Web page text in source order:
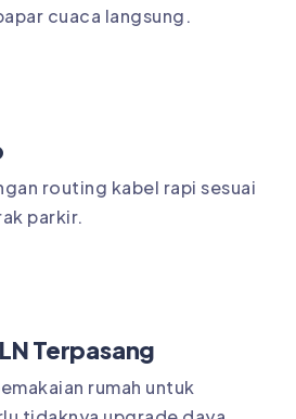
cuaca langsung.
routing kabel rapi sesuai
parkir.
Terpasang
rumah untuk